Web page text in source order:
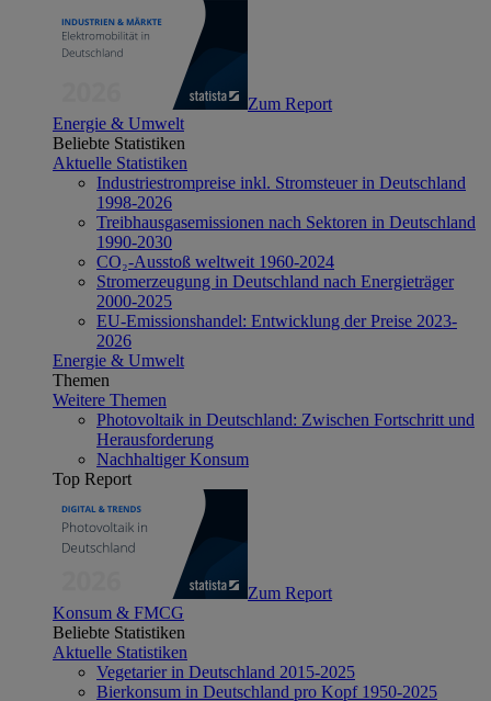
Zum Report
Energie & Umwelt
Beliebte Statistiken
Aktuelle Statistiken
Industriestrompreise inkl. Stromsteuer in Deutschland
1998-2026
Treibhausgasemissionen nach Sektoren in Deutschland
1990-2030
CO₂-Ausstoß weltweit 1960-2024
Stromerzeugung in Deutschland nach Energieträger
2000-2025
EU-Emissionshandel: Entwicklung der Preise 2023-
2026
Energie & Umwelt
Themen
Weitere Themen
Photovoltaik in Deutschland: Zwischen Fortschritt und
Herausforderung
Nachhaltiger Konsum
Top Report
Zum Report
Konsum & FMCG
Beliebte Statistiken
Aktuelle Statistiken
Vegetarier in Deutschland 2015-2025
Bierkonsum in Deutschland pro Kopf 1950-2025